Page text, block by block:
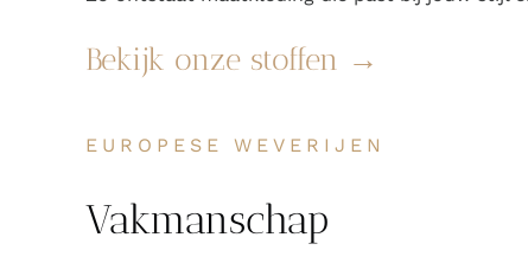
Bekijk onze stoffen →
EUROPESE WEVERIJEN
Vakmanschap